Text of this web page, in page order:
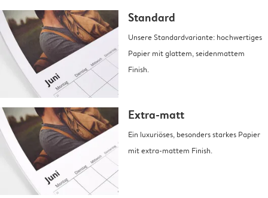
Standard
Unsere Standardvariante: hochwertiges
Papier mit glattem, seidenmattem
Finish.
Extra-matt
Ein luxuriöses, besonders starkes Papier
mit extra-mattem Finish.